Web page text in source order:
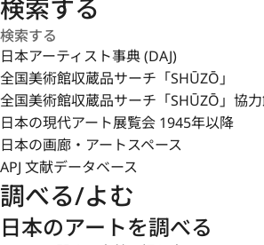
検索する
日本アーティスト事典 (DAJ)
全国美術館収蔵品サーチ「SHŪZŌ」
全国美術館収蔵品サーチ「SHŪZŌ」協
日本の現代アート展覧会 1945年以降
日本の画廊・アートスペース
APJ 文献データベース
調べる/よむ
日本のアートを調べる